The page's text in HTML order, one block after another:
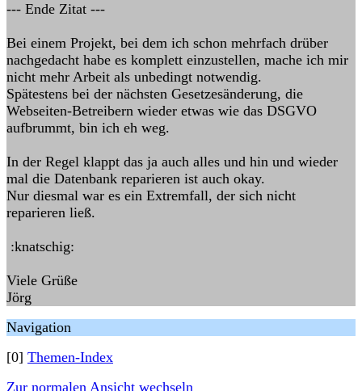
--- Ende Zitat ---
Bei einem Projekt, bei dem ich schon mehrfach drüber
nachgedacht habe es komplett einzustellen, mache ich mir
nicht mehr Arbeit als unbedingt notwendig.
Spätestens bei der nächsten Gesetzesänderung, die
Webseiten-Betreibern wieder etwas wie das DSGVO
aufbrummt, bin ich eh weg.
In der Regel klappt das ja auch alles und hin und wieder
mal die Datenbank reparieren ist auch okay.
Nur diesmal war es ein Extremfall, der sich nicht
reparieren ließ.
:knatschig:
Viele Grüße
Jörg
Navigation
[0] Themen-Index
Zur normalen Ansicht wechseln